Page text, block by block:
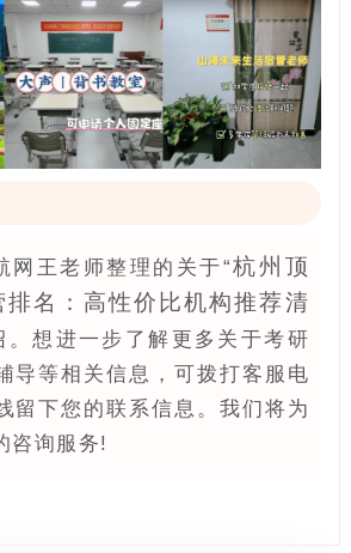
网王老师整理的关于“杭州顶
排名：高性价比机构推荐清
。想进一步了解更多关于考研
导等相关信息，可拨打客服电
留下您的联系信息。我们将为
咨询服务!